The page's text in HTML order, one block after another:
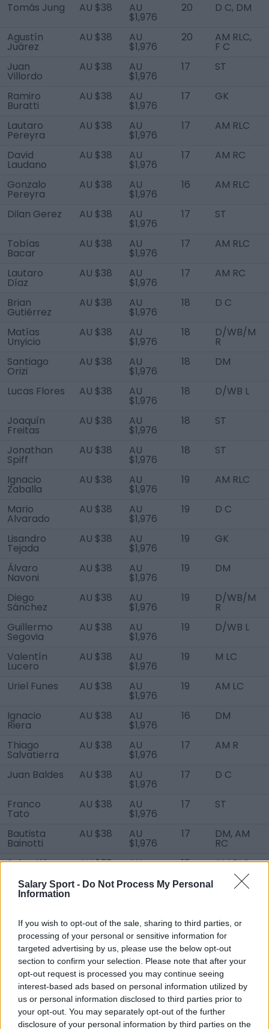
Salary Sport - Do Not Process My Personal
Information
If you wish to opt-out of the sale, sharing to third parties, or
processing of your personal or sensitive information for
targeted advertising by us, please use the below opt-out
section to confirm your selection. Please note that after your
opt-out request is processed you may continue seeing
interest-based ads based on personal information utilized by
us or personal information disclosed to third parties prior to
your opt-out. You may separately opt-out of the further
disclosure of your personal information by third parties on the
Tomás Jung AU $38 AU
$1,976
20 D C, DM
Agustín
Juárez
AU $38 AU
$1,976
20 AM RLC,
F C
Juan
Villordo
AU $38 AU
$1,976
17 ST
Ramiro
Buratti
AU $38 AU
$1,976
17 GK
Lautaro
Pereyra
AU $38 AU
$1,976
17 AM RLC
David
Laudano
AU $38 AU
$1,976
17 AM RC
Gonzalo
Pereyra
AU $38 AU
$1,976
16 AM RLC
Dilan Gerez AU $38 AU
$1,976
17 ST
Tobías
Bacar
AU $38 AU
$1,976
17 AM RLC
Lautaro
Díaz
AU $38 AU
$1,976
17 AM RC
Brian
Gutiérrez
AU $38 AU
$1,976
18 D C
Matías
Unyicio
AU $38 AU
$1,976
18 D/WB/M
R
Santiago
Orizi
AU $38 AU
$1,976
18 DM
Lucas Flores AU $38 AU
$1,976
18 D/WB L
Joaquín
Freitas
AU $38 AU
$1,976
18 ST
Jonathan
Spiff
AU $38 AU
$1,976
18 ST
Ignacio
Zaballa
AU $38 AU
$1,976
19 AM RLC
Mario
Alvarado
AU $38 AU
$1,976
19 D C
Lisandro
Tejada
AU $38 AU
$1,976
19 GK
Álvaro
Navoni
AU $38 AU
$1,976
19 DM
Diego
Sánchez
AU $38 AU
$1,976
19 D/WB/M
R
Guillermo
Segovia
AU $38 AU
$1,976
19 D/WB L
Valentín
Lucero
AU $38 AU
$1,976
19 M LC
Uriel Funes AU $38 AU
$1,976
19 AM LC
Ignacio
Riera
AU $38 AU
$1,976
16 DM
Thiago
Salvatierra
AU $38 AU
$1,976
17 AM R
Juan Baldes AU $38 AU
$1,976
17 D C
Franco
Tato
AU $38 AU
$1,976
17 ST
Bautista
Bainotti
AU $38 AU
$1,976
17 DM, AM
RC
Sebastián
AU $38 AU 18 AM RLC
Yutiel D RC
Marcos
Iglesias
AU $38 AU
$1,976
19 D L
Brandon
D'Alegre
AU $38 AU
$1,976
19 D R
Brian de
Freitas
AU $38 AU
$1,976
20 D LC
Tobías
Argañaráz
AU $38 AU
$1,976
19 M C